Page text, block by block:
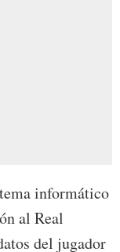
informático
al Real
del jugador